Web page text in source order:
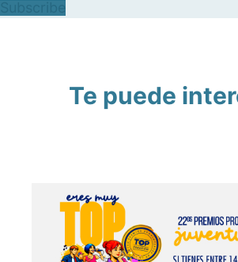
Te puede